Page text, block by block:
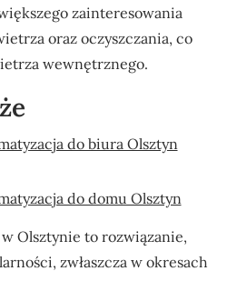
zainteresowania
oraz oczyszczania, co
wewnętrznego.
do biura Olsztyn
do domu Olsztyn
Olsztynie to rozwiązanie,
zwłaszcza w okresach